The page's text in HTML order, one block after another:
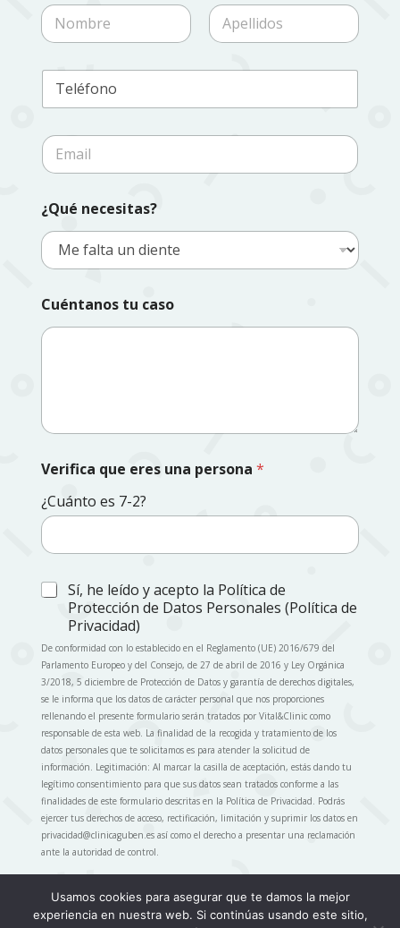
N
o
m
*
T
l
f
o
n
*
C
o
r
e
o
e
l
c
t
r
*
¿Qué necesitas?
Cuéntanos tu caso
Verifica que eres una persona *
¿Cuánto es 7-2?
e
e
n
e
c
e
s
i
t
a
s
?
C
l
l
a
s
d
e
v
e
r
i
f
i
c
a
i
Sí, he leído y acepto la Política de
Protección de Datos Personales (Política de
Privacidad)
De conformidad con lo establecido en el Reglamento (UE) 2016/679 del
Parlamento Europeo y del Consejo, de 27 de abril de 2016 y Ley Orgánica
3/2018, 5 diciembre de Protección de Datos y garantía de derechos digitales,
se le informa que los datos de carácter personal que nos proporciones
rellenando el presente formulario serán tratados por Vital&Clinic como
responsable de esta web. La finalidad de la recogida y tratamiento de los
datos personales que te solicitamos es para atender la solicitud de
información. Legitimación: Al marcar la casilla de aceptación, estás dando tu
legítimo consentimiento para que sus datos sean tratados conforme a las
finalidades de este formulario descritas en la Política de Privacidad. Podrás
ejercer tus derechos de acceso, rectificación, limitación y suprimir los datos en
privacidad@clinicaguben.es así como el derecho a presentar una reclamación
ante la autoridad de control.
Enviar
1
Usamos cookies para asegurar que te damos la mejor
experiencia en nuestra web. Si continúas usando este sitio,